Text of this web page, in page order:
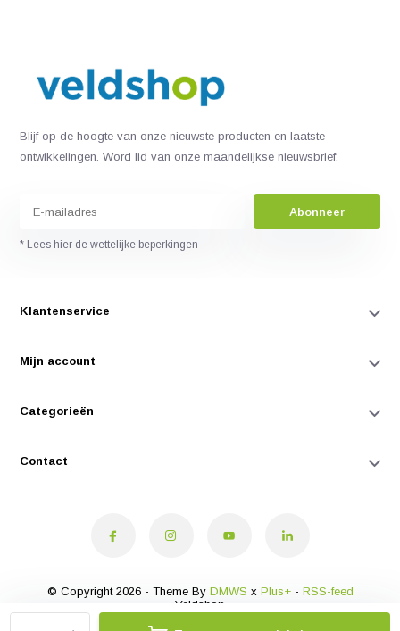
Blijf op de hoogte van onze nieuwste producten en laatste
ontwikkelingen. Word lid van onze maandelijkse nieuwsbrief:
Abonneer
* Lees hier de wettelijke beperkingen
Klantenservice
Mijn account
Categorieën
Contact
© Copyright 2026 - Theme By DMWS x Plus+- RSS-feed
Veldshop